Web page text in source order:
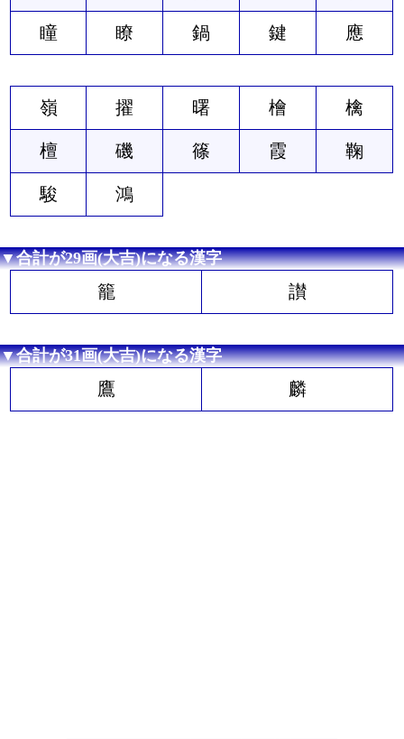
瞳 瞭 鍋 鍵 應
嶺 擢 曙 檜 檎
檀 磯 篠 霞 鞠
駿 鴻
▼合計が29画(大吉)になる漢字
籠 讃
▼合計が31画(大吉)になる漢字
鷹 麟